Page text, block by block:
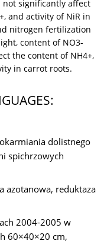
significantly affect
and activity of NiR in
nitrogen fertilization
content of NO3-
the content of NH4+,
in carrot roots.
dolistnego
spichrzowych
azotanowa, reduktaza
2004-2005 w
60×40×20 cm,